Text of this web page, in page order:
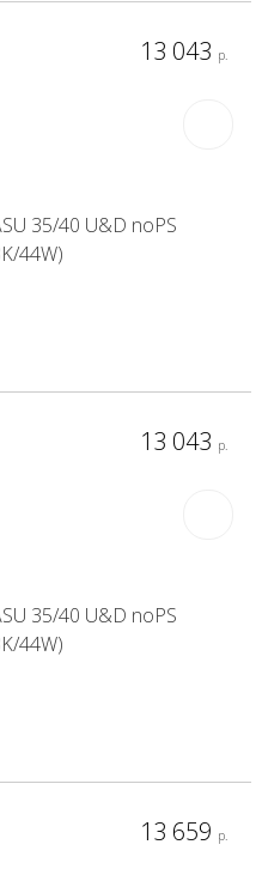
35/40 U&D noPS
44W)
13 043 р.
35/40 U&D noPS
44W)
13 043 р.
13 659 р.